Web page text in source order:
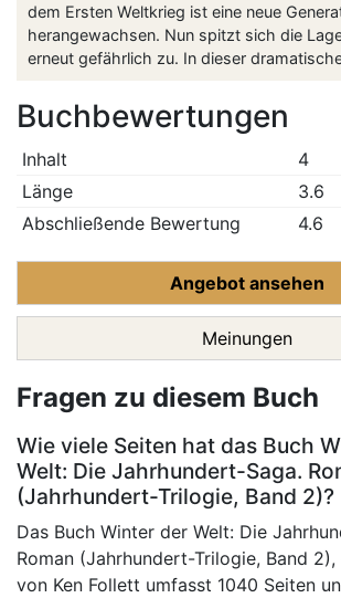
dem Ersten Weltkrieg ist eine neue
herangewachsen. Nun spitzt sich die
erneut gefährlich zu. In dieser
Buchbewertungen
Inhalt
4
Länge
3.6
Abschließende Bewertung
4.6
Angebot ansehen
Meinungen
Fragen zu diesem Buch
Wie viele Seiten hat das Buch
Welt: Die Jahrhundert-Saga.
(Jahrhundert-Trilogie, Band 2)?
Das Buch Winter der Welt: Die
Roman (Jahrhundert-Trilogie, Band
von Ken Follett umfasst 1040 Seiten